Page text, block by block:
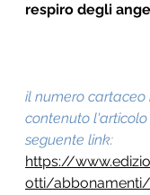
respiro degli
il numero cartaceo
contenuto
seguente link:
https://
otti/